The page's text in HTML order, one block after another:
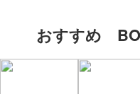
おすすめ